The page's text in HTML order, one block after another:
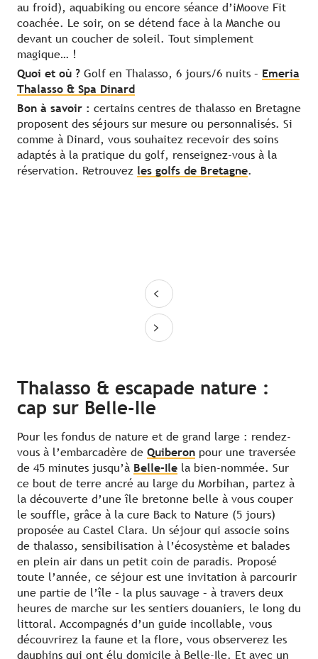
au froid), aquabiking ou encore séance d’iMoove Fit
coachée. Le soir, on se détend face à la Manche ou
devant un coucher de soleil. Tout simplement
magique… !
Quoi et où ? Golf en Thalasso, 6 jours/6 nuits – Emeria
Thalasso & Spa Dinard
Bon à savoir : certains centres de thalasso en Bretagne
proposent des séjours sur mesure ou personnalisés. Si
comme à Dinard, vous souhaitez recevoir des soins
adaptés à la pratique du golf, renseignez-vous à la
réservation. Retrouvez les golfs de Bretagne.
Thalasso & escapade nature :
cap sur Belle-Ile
Pour les fondus de nature et de grand large : rendez-
vous à l’embarcadère de Quiberon pour une traversée
de 45 minutes jusqu’à Belle-Ile la bien-nommée. Sur
ce bout de terre ancré au large du Morbihan, partez à
la découverte d’une île bretonne belle à vous couper
le souffle, grâce à la cure Back to Nature (5 jours)
proposée au Castel Clara. Un séjour qui associe soins
de thalasso, sensibilisation à l’écosystème et balades
en plein air dans un petit coin de paradis. Proposé
toute l’année, ce séjour est une invitation à parcourir
une partie de l’île – la plus sauvage – à travers deux
heures de marche sur les sentiers douaniers, le long du
littoral. Accompagnés d’un guide incollable, vous
découvrirez la faune et la flore, vous observerez les
dauphins qui ont élu domicile à Belle-Ile. Et avec un